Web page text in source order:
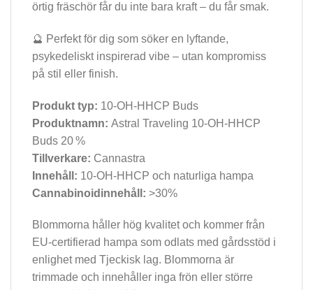
örtig fräschör får du inte bara kraft – du får smak.
🔮 Perfekt för dig som söker en lyftande,
psykedeliskt inspirerad vibe – utan kompromiss
på stil eller finish.
Produkt typ: 10-OH-HHCP Buds
Produktnamn: Astral Traveling 10-OH-HHCP
Buds 20 %
Tillverkare: Cannastra
Innehåll: 10-OH-HHCP och naturliga hampa
Cannabinoidinnehåll: >30%
Blommorna håller hög kvalitet och kommer från
EU-certifierad hampa som odlats med gårdsstöd i
enlighet med Tjeckisk lag. Blommorna är
trimmade och innehåller inga frön eller större